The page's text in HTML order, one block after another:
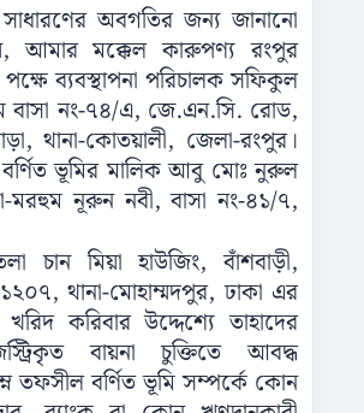
সাধারণের অবগতির জন্য জানানো
আমার মক্কেল কারুপণ্য রংপুর
ব্যবস্থাপনা পরিচালক সফিকুল
নং-৭৪/এ, জে.এন.সি. রোড,
থানা-কোতয়ালী, জেলা-রংপুর।
বর্ণিত ভূমির মালিক আবু মোঃ নুরুল
মরহুম নূরুন নবী, বাসা নং-৪১/৭,
চান মিয়া হাউজিং, বাঁশবাড়ী,
থানা-মোহাম্মদপুর, ঢাকা এর
করিবার উদ্দেশ্যে তাহাদের
বায়না চুক্তিতে আবদ্ধ
তফসীল বর্ণিত ভূমি সম্পর্কে কোন